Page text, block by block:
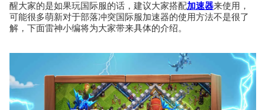
醒大家的是如果玩国际服的话，建议大家搭配加速器来使用，
可能很多萌新对于部落冲突国际服加速器的使用方法不是很了
解，下面雷神小编将为大家带来具体的介绍。